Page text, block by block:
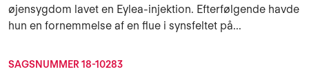
øjensygdom lavet en Eylea-injektion. Efterfølgende havde
hun en fornemmelse af en flue i synsfeltet på...
SAGSNUMMER 18-10283